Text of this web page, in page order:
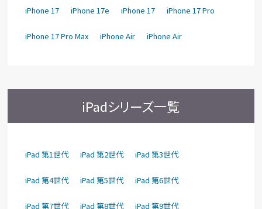
iPhone 17 iPhone 17e iPhone 17 iPhone 17 Pro
iPhone 17 Pro Max iPhone Air iPhone Air
iPadシリーズ一覧
iPad 第1世代 iPad 第2世代 iPad 第3世代
iPad 第4世代 iPad 第5世代 iPad 第6世代
iPad 第7世代 iPad 第8世代 iPad 第9世代